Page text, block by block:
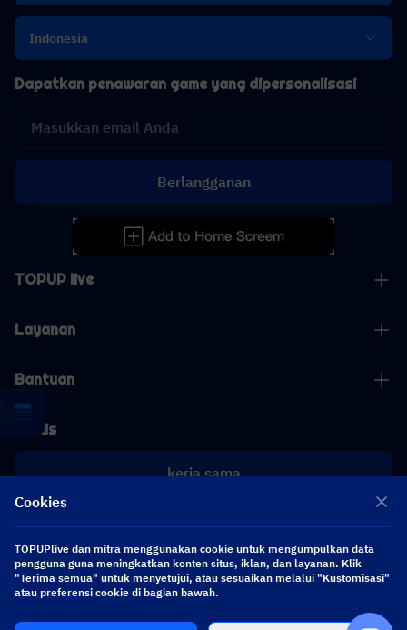
Indonesia
TOPUP live
Layanan
Bantuan
Bisnis
kerja sama
[email protected]
Dapatkan penawaran game yang dipersonalisasi
Berlangganan
Ikuti kami
Cookies
TOPUPlive dan mitra menggunakan cookie untuk mengumpulkan data
pengguna guna meningkatkan konten situs, iklan, dan layanan. Klik
"Terima semua" untuk menyetujui, atau sesuaikan melalui "Kustomisasi"
atau preferensi cookie di bagian bawah.